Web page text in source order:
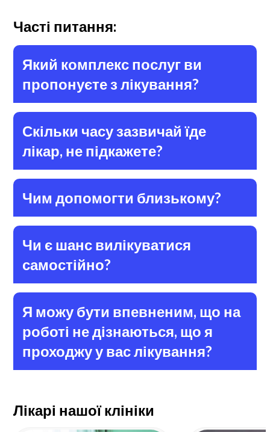
Часті питання:
Який комплекс послуг ви
пропонуєте з лікування?
Скільки часу зазвичай їде
лікар, не підкажете?
Чим допомогти близькому?
Чи є шанс вилікуватися
самостійно?
Я можу бути впевненим, що на
роботі не дізнаються, що я
проходжу у вас лікування?
Лікарі нашої клініки